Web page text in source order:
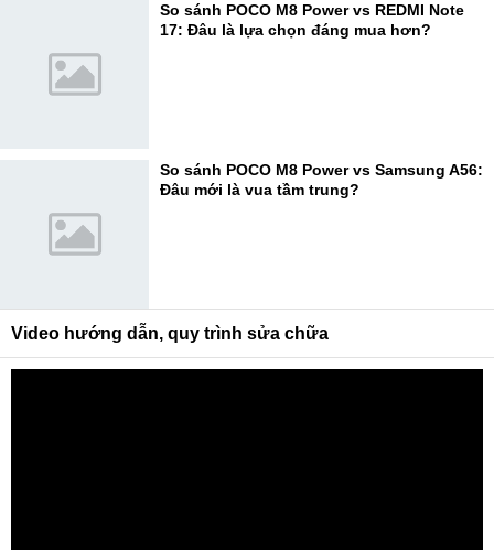
So sánh POCO M8 Power vs REDMI Note
17: Đâu là lựa chọn đáng mua hơn?
So sánh POCO M8 Power vs Samsung A56:
Đâu mới là vua tầm trung?
Video hướng dẫn, quy trình sửa chữa